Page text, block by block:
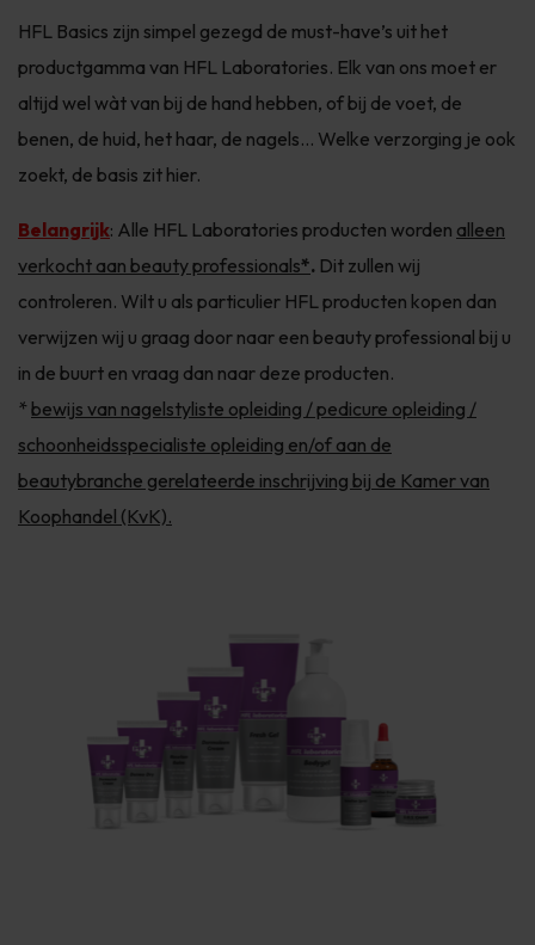
HFL Basics zijn simpel gezegd de must-have’s uit het
productgamma van HFL Laboratories. Elk van ons moet er
altijd wel wàt van bij de hand hebben, of bij de voet, de
benen, de huid, het haar, de nagels… Welke verzorging je ook
zoekt, de basis zit hier.
Belangrijk: Alle HFL Laboratories producten worden alleen
verkocht aan beauty professionals*. Dit zullen wij
controleren. Wilt u als particulier HFL producten kopen dan
verwijzen wij u graag door naar een beauty professional bij u
in de buurt en vraag dan naar deze producten.
* bewijs van nagelstyliste opleiding / pedicure opleiding /
schoonheidsspecialiste opleiding en/of aan de
beautybranche gerelateerde inschrijving bij de Kamer van
Koophandel (KvK).